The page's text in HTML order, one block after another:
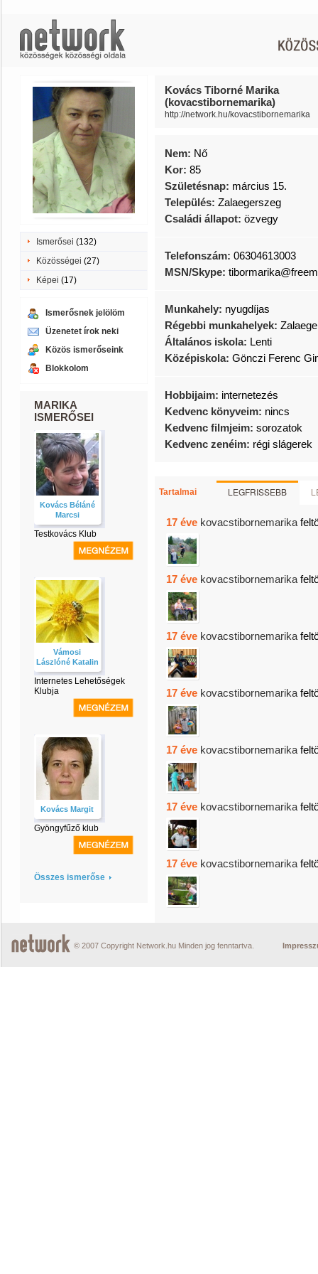
Ismerősei (132)
Közösségei (27)
Képei (17)
Ismerősnek jelölöm
Üzenetet írok neki
Közös ismerőseink
Blokkolom
MARIKA
ISMERŐSEI
Kovács Béláné
Marcsi
Testkovács Klub
Vámosi
Lászlóné Katalin
Internetes Lehetőségek
Klubja
Kovács Margit
Gyöngyfűző klub
Összes ismerőse
Kovács Tiborné Marika
(kovacstibornemarika)
http://network.hu/kovacstibornemarika
Nem: Nő
Kor: 85
Születésnap: március 15.
Település: Zalaegerszeg
Családi állapot: özvegy
Telefonszám: 06304613003
MSN/Skype:
Munkahely: nyugdíjas
Régebbi munkahelyek:
Általános iskola: Lenti
Középiskola: Gönczi Ferenc
Hobbijaim: internetezés
Kedvenc könyveim: nincs
Kedvenc filmjeim: sorozatok
Kedvenc zenéim: régi slágerek
Tartalmai LEGFRISSEBB
17 éve kovacstibornemarika
17 éve kovacstibornemarika
17 éve kovacstibornemarika
17 éve kovacstibornemarika
17 éve kovacstibornemarika
17 éve kovacstibornemarika
17 éve kovacstibornemarika
© 2007 Copyright Network.hu Minden jog fenntartva.